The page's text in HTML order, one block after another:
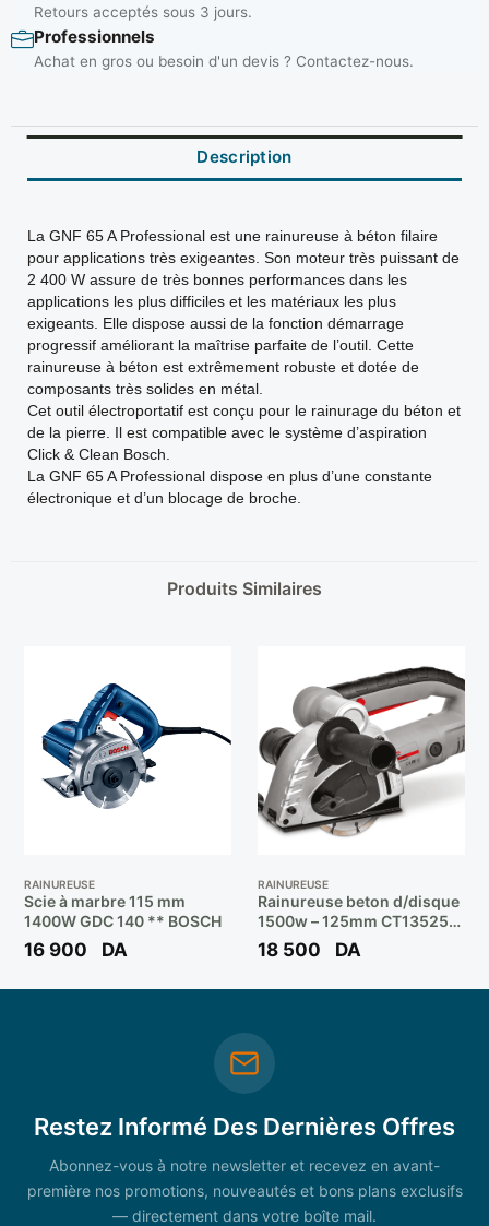
Retours acceptés sous 3 jours.
Professionnels
Achat en gros ou besoin d'un devis ? Contactez-nous.
Description
La GNF 65 A Professional est une rainureuse à béton filaire
pour applications très exigeantes. Son moteur très puissant de
2 400 W assure de très bonnes performances dans les
applications les plus difficiles et les matériaux les plus
exigeants. Elle dispose aussi de la fonction démarrage
progressif améliorant la maîtrise parfaite de l’outil. Cette
rainureuse à béton est extrêmement robuste et dotée de
composants très solides en métal.
Cet outil électroportatif est conçu pour le rainurage du béton et
de la pierre. Il est compatible avec le système d’aspiration
Click & Clean Bosch.
La GNF 65 A Professional dispose en plus d’une constante
électronique et d’un blocage de broche.
Produits Similaires
RAINUREUSE
Scie à marbre 115 mm
1400W GDC 140 ** BOSCH
16 900 DA
RAINUREUSE
Rainureuse beton d/disque
1500w – 125mm CT13525
** CROWN
18 500 DA
Restez Informé Des Dernières Offres
Abonnez-vous à notre newsletter et recevez en avant-
première nos promotions, nouveautés et bons plans exclusifs
— directement dans votre boîte mail.